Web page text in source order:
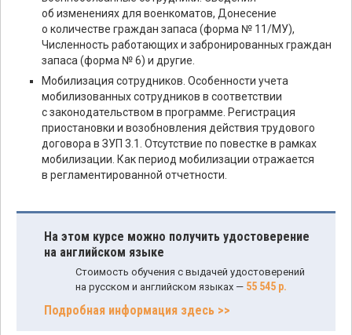
об изменениях для военкоматов, Донесение
о количестве граждан запаса (форма № 11/МУ),
Численность работающих и забронированных граждан
запаса (форма № 6) и другие.
Мобилизация сотрудников. Особенности учета
мобилизованных сотрудников в соответствии
с законодательством в программе. Регистрация
приостановки и возобновления действия трудового
договора в ЗУП 3.1. Отсутствие по повестке в рамках
мобилизации. Как период мобилизации отражается
в регламентированной отчетности.
На этом курсе можно получить удостоверение
на английском языке
Стоимость обучения с выдачей удостоверений
на русском и английском языках — 55 545 р.
Подробная информация здесь >>